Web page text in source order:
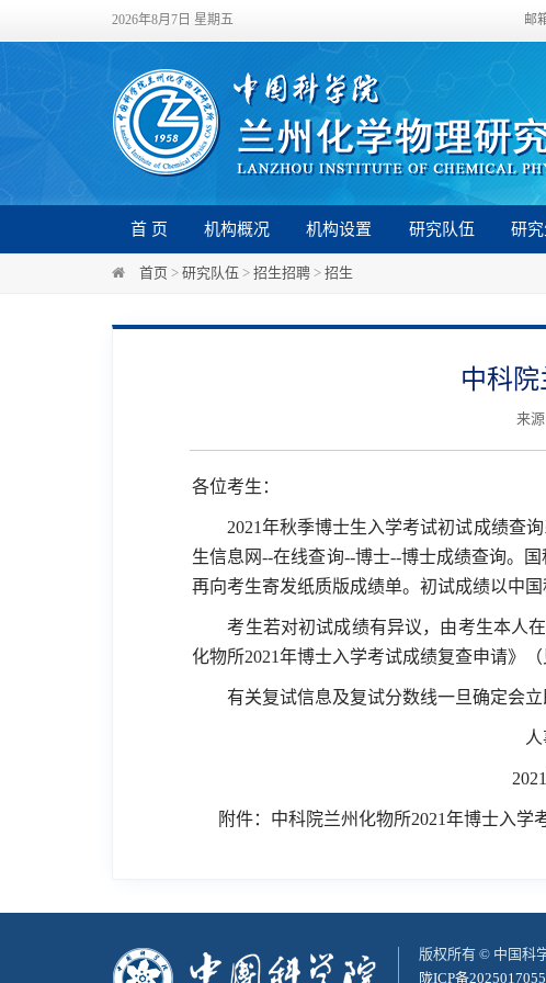
2026年8月7日 星期五 邮
首 页 机构概况 机构设置 研究队伍 研
首页 > 研究队伍 > 招生招聘 > 招生
中科
来
各位考生：
2021年秋季博士生入学考试初试成绩查
生信息网--在线查询--博士--博士成绩查询。
再向考生寄发纸质版成绩单。初试成绩以中
考生若对初试成绩有异议，由考生本人在
化物所2021年博士入学考试成绩复查申请》
有关复试信息及复试分数线一旦确定会
2021
附件：中科院兰州化物所2021年博士入学
版权所有 © 中国科
陇ICP备